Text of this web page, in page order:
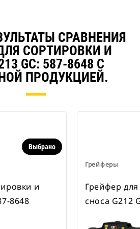
СРАВНЕНИЯ
СОРТИРОВКИ И
GC: 587-8648 С
ПРОДУКЦИЕЙ.
Выбрано
и
8648
Грейферы
Грейфер
сноса G212